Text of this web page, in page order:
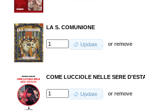
LA S. COMUNIONE
Update orremove
COME LUCCIOLE NELLE SERE
Update orremove